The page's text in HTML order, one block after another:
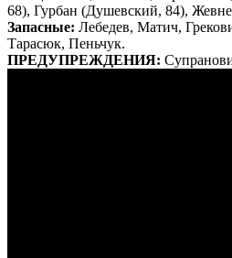
68), Гурбан (Душевский, 84),
Запасные: Лебедев, Матич,
Тарасюк, Пеньчук.
ПРЕДУПРЕЖДЕНИЯ: